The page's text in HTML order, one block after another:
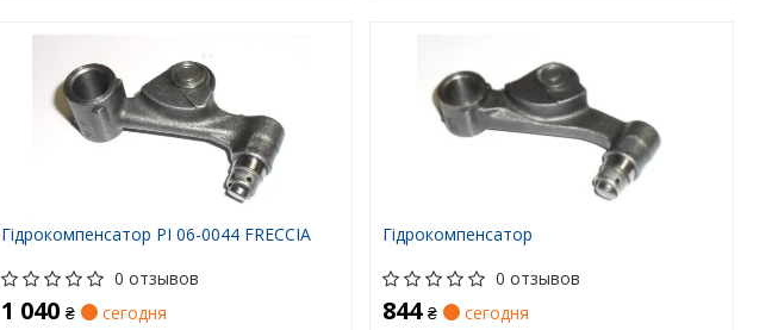
Гідрокомпенсатор PI 06-0044 FRECCIA
0 отзывов
1 040₴
сегодня
Гідрокомпенсатор
0 отзывов
844₴
сегодня